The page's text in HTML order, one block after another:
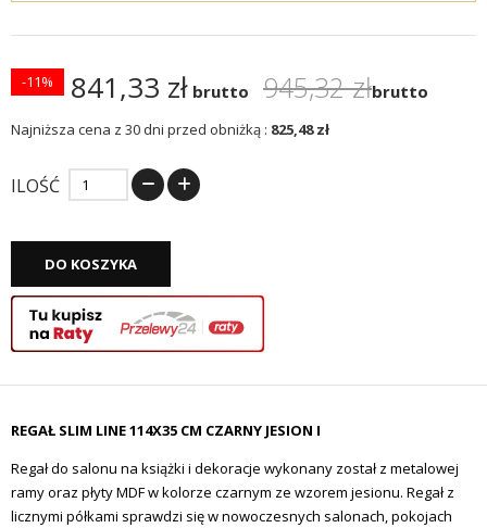
841,33 zł brutto 945,32 złbrutto
-11%
Najniższa cena z 30 dni przed obniżką : 825,48 zł
ILOŚĆ
DO KOSZYKA
REGAŁ SLIM LINE 114X35 CM CZARNY JESION I
Regał do salonu na książki i dekoracje wykonany został z metalowej
ramy oraz płyty MDF w kolorze czarnym ze wzorem jesionu. Regał z
licznymi półkami sprawdzi się w nowoczesnych salonach, pokojach